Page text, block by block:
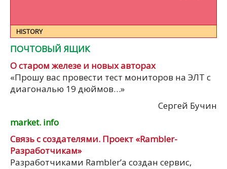
HISTORY
ПОЧТОВЫЙ ЯЩИК
О старом железе и новых авторах
«Прошу вас провести тест мониторов на ЭЛТ с
диагональю 19 дюймов…»
Сергей Бучин
market. info
Связь с создателями. Проект «Rambler-
Разработчикам»
Разработчиками Rambler’а создан сервис,